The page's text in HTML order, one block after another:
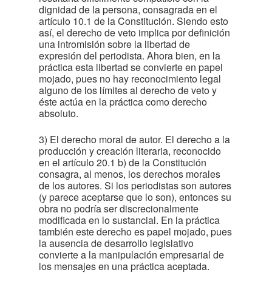
dignidad de la persona, consagrada en el
artículo 10.1 de la Constitución. Siendo esto
así, el derecho de veto implica por definición
una intromisión sobre la libertad de
expresión del periodista. Ahora bien, en la
práctica esta libertad se convierte en papel
mojado, pues no hay reconocimiento legal
alguno de los límites al derecho de veto y
éste actúa en la práctica como derecho
absoluto.
3) El derecho moral de autor. El derecho a la
producción y creación literaria, reconocido
en el artículo 20.1 b) de la Constitución
consagra, al menos, los derechos morales
de los autores. Si los periodistas son autores
(y parece aceptarse que lo son), entonces su
obra no podría ser discrecionalmente
modificada en lo sustancial. En la práctica
también este derecho es papel mojado, pues
la ausencia de desarrollo legislativo
convierte a la manipulación empresarial de
los mensajes en una práctica aceptada.